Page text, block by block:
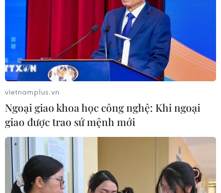
tiếp về giải giáp Hezbollah
04/08/2026 14:56
Israel và Hội đồng Hòa bình thảo
luận giải giáp vũ khí tại Gaza
04/08/2026 05:06
Iran đề xuất thành lập liên minh an
ninh giữa các nước Hồi giáo trong
khu vực
04/08/2026 03:21
vietnamplus.vn
Ngoại giao khoa học công nghệ: Khi ngoại
giao được trao sứ mệnh mới